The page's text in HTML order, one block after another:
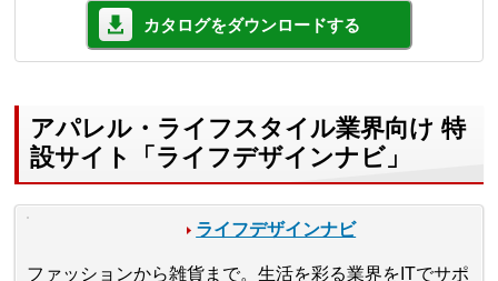
カタログをダウンロードする
アパレル・ライフスタイル業界向け 特
設サイト「ライフデザインナビ」
ライフデザインナビ
ファッションから雑貨まで。生活を彩る業界をITでサポ